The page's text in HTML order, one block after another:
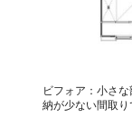
ビフォア：小さ
納が少ない間取り